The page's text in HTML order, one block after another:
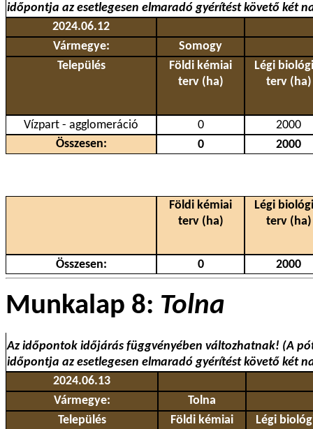
időpontja az esetlegesen elmaradó gyérítést követő két
2024.06.12
Vármegye:
Somogy
Település
Földi kémiai
terv (ha)
Légi
terv (ha)
Vízpart - agglomeráció 0
2000
Összesen:
0 2000
Földi kémiai
terv (ha)
Légi
terv (ha)
Összesen: 0 2000
Munkalap 8: Tolna
Az időpontok időjárás függvényében változhatnak! (A
időpontja az esetlegesen elmaradó gyérítést követő két
2024.06.13
Vármegye:
Tolna
Település
Földi kémiai
Légi